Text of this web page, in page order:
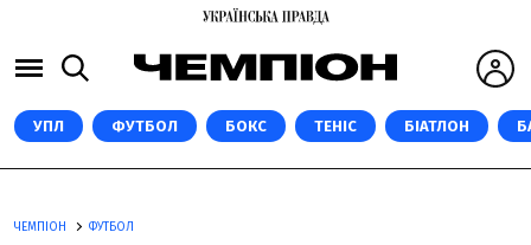
УПЛ ФУТБОЛ БОКС ТЕНІС БІАТЛОН
ЧЕМПІОН ФУТБОЛ